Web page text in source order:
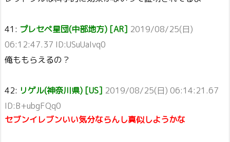
41: プレセペ星団(中部地方) [AR] 2019/08/25(日)
06:12:47.37 ID:USuUaIvq0
俺ももらえるの？
42: リゲル(神奈川県) [US] 2019/08/25(日) 06:14:21.67
ID:B+ubgFQq0
セブンイレブンいい気分ならんし真似しようかな